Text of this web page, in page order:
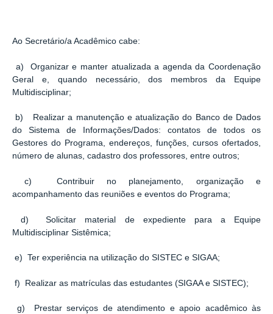
Ao Secretário/a Acadêmico cabe:
a) Organizar e manter atualizada a agenda da Coordenação
Geral e, quando necessário, dos membros da Equipe
Multidisciplinar;
b) Realizar a manutenção e atualização do Banco de Dados
do Sistema de Informações/Dados: contatos de todos os
Gestores do Programa, endereços, funções, cursos ofertados,
número de alunas, cadastro dos professores, entre outros;
c) Contribuir no planejamento, organização e
acompanhamento das reuniões e eventos do Programa;
d) Solicitar material de expediente para a Equipe
Multidisciplinar Sistêmica;
e) Ter experiência na utilização do SISTEC e SIGAA;
f) Realizar as matrículas das estudantes (SIGAA e SISTEC);
g) Prestar serviços de atendimento e apoio acadêmico às